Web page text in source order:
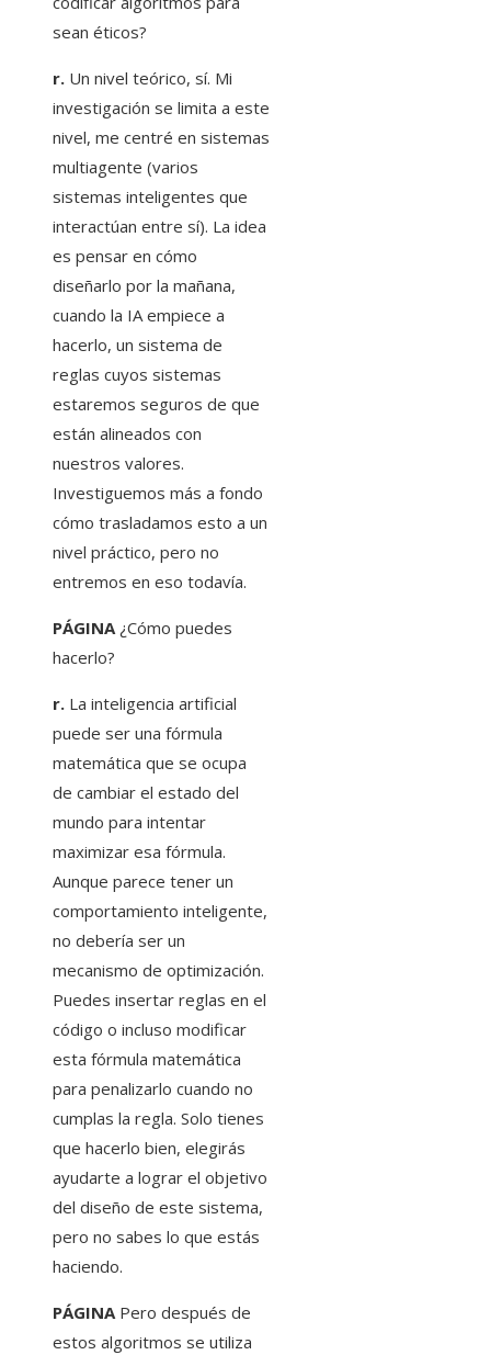
sean éticos?
r. Un nivel teórico, sí. Mi
investigación se limita a este
nivel, me centré en sistemas
multiagente (varios
sistemas inteligentes que
interactúan entre sí). La idea
es pensar en cómo
diseñarlo por la mañana,
cuando la IA empiece a
hacerlo, un sistema de
reglas cuyos sistemas
estaremos seguros de que
están alineados con
nuestros valores.
Investiguemos más a fondo
cómo trasladamos esto a un
nivel práctico, pero no
entremos en eso todavía.
PÁGINA¿Cómo puedes
hacerlo?
r. La inteligencia artificial
puede ser una fórmula
matemática que se ocupa
de cambiar el estado del
mundo para intentar
maximizar esa fórmula.
Aunque parece tener un
comportamiento inteligente,
no debería ser un
mecanismo de optimización.
Puedes insertar reglas en el
código o incluso modificar
esta fórmula matemática
para penalizarlo cuando no
cumplas la regla. Solo tienes
que hacerlo bien, elegirás
ayudarte a lograr el objetivo
del diseño de este sistema,
pero no sabes lo que estás
haciendo.
PÁGINAPero después de
estos algoritmos se utiliza